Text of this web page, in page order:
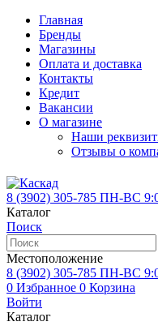
Главная
Бренды
Магазины
Оплата и доставка
Контакты
Кредит
Вакансии
О магазине
Наши
Отзывы о
8 (3902) 305-785 ПН-ВС
Каталог
Поиск
Местоположение
8 (3902) 305-785 ПН-ВС
0 Избранное 0 Корзина
Войти
Каталог